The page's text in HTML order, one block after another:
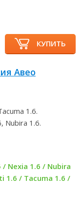
КУПИТЬ
Авео
1.6.
Nubira 1.6.
/ Nexia 1.6 / Nubira
1.6 / Tacuma 1.6 /